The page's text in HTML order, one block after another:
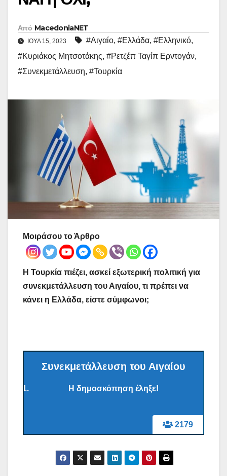
Από MacedoniaNET
ΙΟΎΛ 15, 2023 #Αιγαίο, #Ελλάδα, #Ελληνικό,
#Κυριάκος Μητσοτάκης, #Ρετζέπ Ταγίπ Ερντογάν,
#Συνεκμετάλλευση, #Τουρκία
Μοιράσου το Άρθρο
Η Τουρκία πιέζει, ασκεί εξωτερική πολιτική για
συνεκμετάλλευση του Αιγαίου, τι πρέπει να
κάνει η Ελλάδα, είστε σύμφωνοι;
2179
Συνεκμετάλλευση του Αιγαίου
Η δημοσκόπηση έληξε!